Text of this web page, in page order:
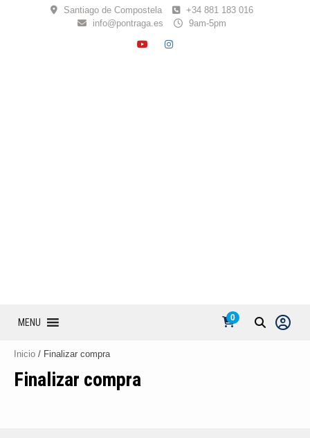
Santiago de Compostela
+34 881 183 016
info@pontraga.es
9am-5pm
YOUTUBE
INSTAGRAM
MENU 0
Inicio / Finalizar compra
Finalizar compra